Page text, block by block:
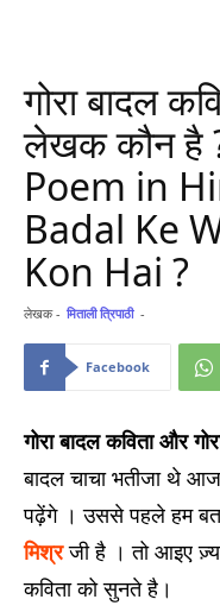
गोरा बादल
लेखक कौन है
Poem in
Badal Ke
Kon Hai ?
लेखक - मिताली त्रिपाठी -
Facebook
गोरा बादल कविता और
बादल चाचा भतीजा थे
पढ़ेंगे । उससे पहले हम
मिश्रजी है । तो आइए
कविता को सुनते है।